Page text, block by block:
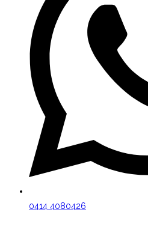
0414 4080426